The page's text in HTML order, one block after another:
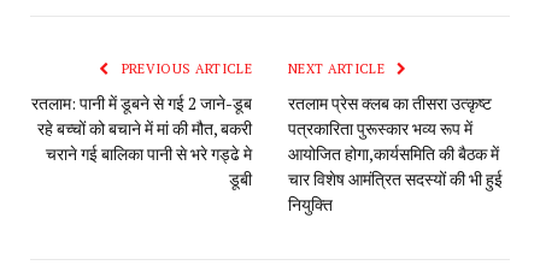
PREVIOUS ARTICLE
रतलाम: पानी में डूबने से गई 2 जाने-डूब
रहे बच्चों को बचाने में मां की मौत, बकरी
चराने गई बालिका पानी से भरे गड्ढे मे
डूबी
NEXT ARTICLE
रतलाम प्रेस क्लब का तीसरा उत्कृष्ट
पत्रकारिता पुरूस्कार भव्य रूप में
आयोजित होगा,कार्यसमिति की बैठक में
चार विशेष आमंत्रित सदस्यों की भी हुई
नियुक्ति